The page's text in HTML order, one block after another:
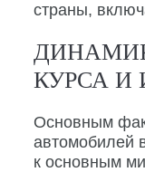
страны,
КУРСА И
Основным
автомобилей
к основным